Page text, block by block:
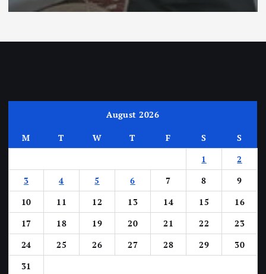
August 2026
M T W T F S
S
1
2
3
4 5 6 7 8
9
10
11 12 13 14 15
16
17
18 19 20 21 22
23
24
25 26 27 28 29
30
31